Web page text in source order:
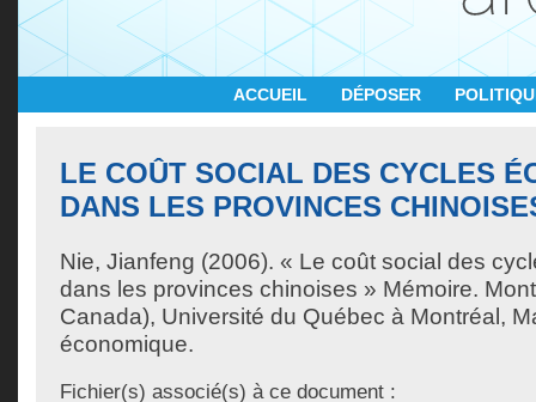
ACCUEIL DÉPOSER
LE COÛT SOCIAL DES CYCLES
DANS LES PROVINCES
Nie, Jianfeng (2006). « Le coût social des
dans les provinces chinoises » Mémoire.
Canada), Université du Québec à Montréal,
économique.
Fichier(s) associé(s) à ce document :